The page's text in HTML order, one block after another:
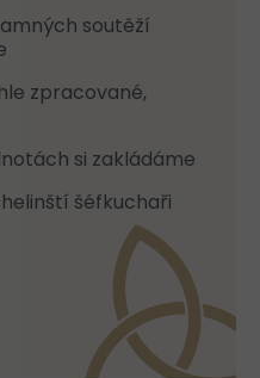
soutěží
zpracované,
si zakládáme
šéfkuchaři